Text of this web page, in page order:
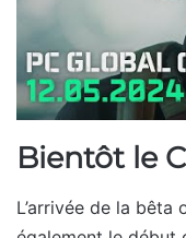
Bientôt le
L’arrivée de la